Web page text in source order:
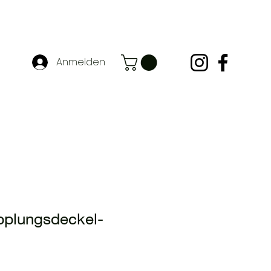
Anmelden